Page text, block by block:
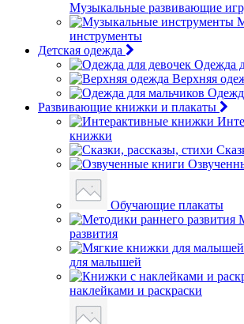
Музыкальные развивающие
инструменты
Детская одежда
Одежда
Верхняя
Развивающие книжки и плакаты
книжки
Обучающие плакаты
развития
для малышей
наклейками и раскраски